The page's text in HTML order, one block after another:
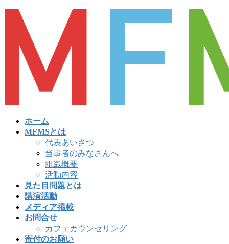
ホーム
MFMSとは
代表あいさつ
当事者のみなさんへ
組織概要
活動内容
見た目問題とは
講演活動
メディア掲載
お問合せ
カフェカウンセリング
寄付のお願い